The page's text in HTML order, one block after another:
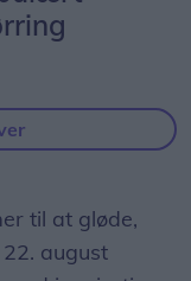
til at gløde,
august